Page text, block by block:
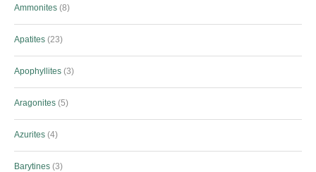
Ammonites 8
Apatites 23
Apophyllites 3
Aragonites 5
Azurites 4
Barytines 3